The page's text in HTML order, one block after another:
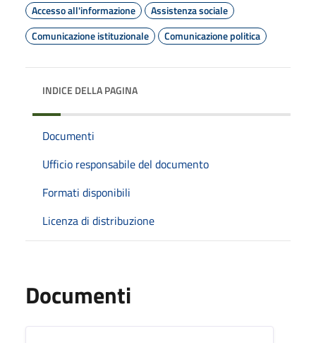
Accesso all'informazione
Assistenza sociale
Comunicazione istituzionale
Comunicazione politica
INDICE DELLA PAGINA
Documenti
Ufficio responsabile del documento
Formati disponibili
Licenza di distribuzione
Documenti